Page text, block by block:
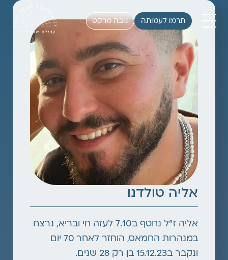
תרמו לעמותה נובה מרקט
אליה טולדנו
אליה ז"ל נחטף ב7.10 לעזה חי ובריא, נרצח
במנהרות החמאס, הוחזר לאחר 70 יום
ונקבר ב15.12.23 בן רק 28 שנים.